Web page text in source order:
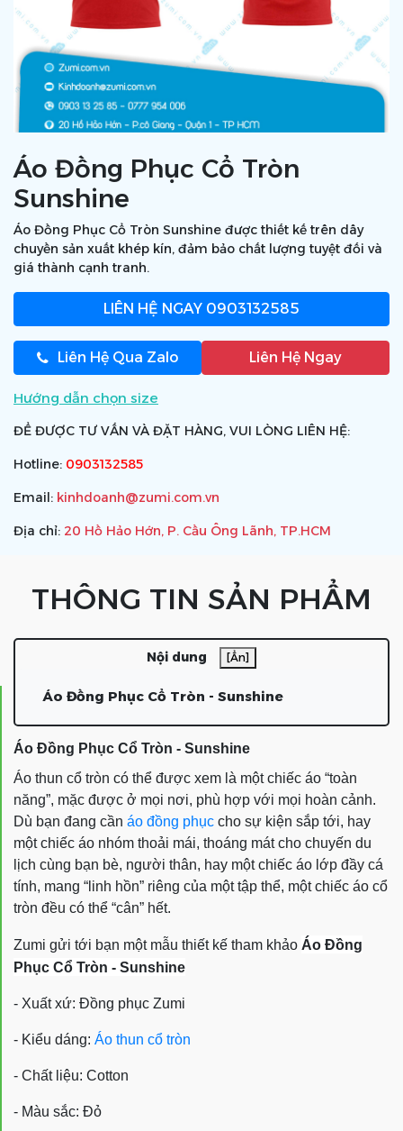
Áo Đồng Phục Cổ Tròn
Sunshine
Áo Đồng Phục Cổ Tròn Sunshine được thiết kế trên dây
chuyền sản xuất khép kín, đảm bảo chất lượng tuyệt đối và
giá thành cạnh tranh.
LIÊN HỆ NGAY 0903132585
Liên Hệ Qua Zalo Liên Hệ Ngay
Hướng dẫn chọn size
ĐỂ ĐƯỢC TƯ VẤN VÀ ĐẶT HÀNG, VUI LÒNG LIÊN HỆ:
Hotline: 0903132585
Email: kinhdoanh@zumi.com.vn
Địa chỉ: 20 Hồ Hảo Hớn, P. Cầu Ông Lãnh, TP.HCM
THÔNG TIN SẢN PHẨM
Nội dung [Ẩn]
Áo Đồng Phục Cổ Tròn - Sunshine
Áo Đồng Phục Cổ Tròn - Sunshine
Áo thun cổ tròn có thể được xem là một chiếc áo “toàn
năng”, mặc được ở mọi nơi, phù hợp với mọi hoàn cảnh.
Dù bạn đang cần áo đồng phục cho sự kiện sắp tới, hay
một chiếc áo nhóm thoải mái, thoáng mát cho chuyến du
lịch cùng bạn bè, người thân, hay một chiếc áo lớp đầy cá
tính, mang “linh hồn” riêng của một tập thể, một chiếc áo cổ
tròn đều có thể “cân” hết.
Zumi gửi tới bạn một mẫu thiết kế tham khảo Áo Đồng
Phục Cổ Tròn - Sunshine
- Xuất xứ: Đồng phục Zumi
- Kiểu dáng: Áo thun cổ tròn
- Chất liệu: Cotton
- Màu sắc: Đỏ